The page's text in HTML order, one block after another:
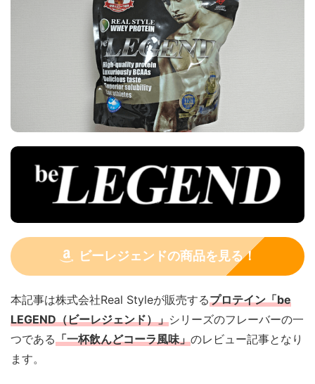
ビーレジェンドの商品を見る！
本記事は株式会社Real Styleが販売するプロテイン「be
LEGEND（ビーレジェンド）」シリーズのフレーバーの一
つである「一杯飲んどコーラ風味」のレビュー記事となり
ます。